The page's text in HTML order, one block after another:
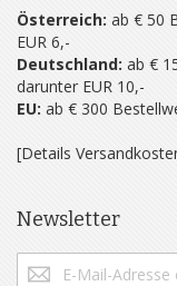
Österreich: ab € 50
EUR 6,-
Deutschland: ab €
darunter EUR 10,-
EU: ab € 300
[Details
Newsletter